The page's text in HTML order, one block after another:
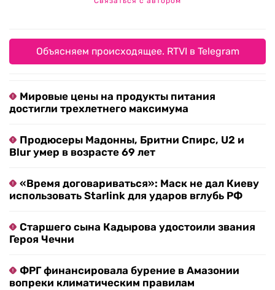
Объясняем происходящее. RTVI в Telegram
Мировые цены на продукты питания
достигли трехлетнего максимума
Продюсеры Мадонны, Бритни Спирс, U2 и
Blur умер в возрасте 69 лет
«Время договариваться»: Маск не дал Киеву
использовать Starlink для ударов вглубь РФ
Старшего сына Кадырова удостоили звания
Героя Чечни
ФРГ финансировала бурение в Амазонии
вопреки климатическим правилам